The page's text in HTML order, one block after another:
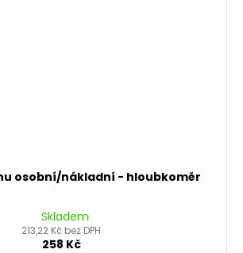
osobní/nákladní - hloubkoměr
Skladem
213,22 Kč bez DPH
258 Kč